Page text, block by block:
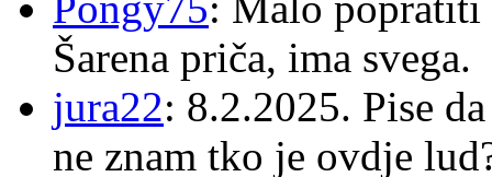
Šarena priča, ima svega.
jura22: 8.2.2025. Pise
ne znam tko je ovdje